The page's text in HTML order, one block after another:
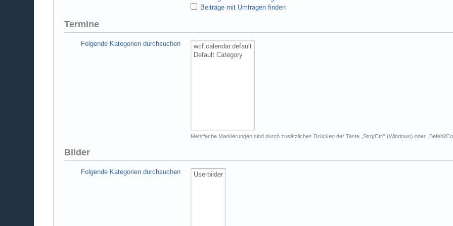
Beiträge mit Umfragen finden
Termine
Folgende Kategorien durchsuchen
Mehrfache Markierungen sind durch zusätzliches Drücken der Taste „Strg/Ctrl“ (Windows) oder „Befehl/
Bilder
Folgende Kategorien durchsuchen